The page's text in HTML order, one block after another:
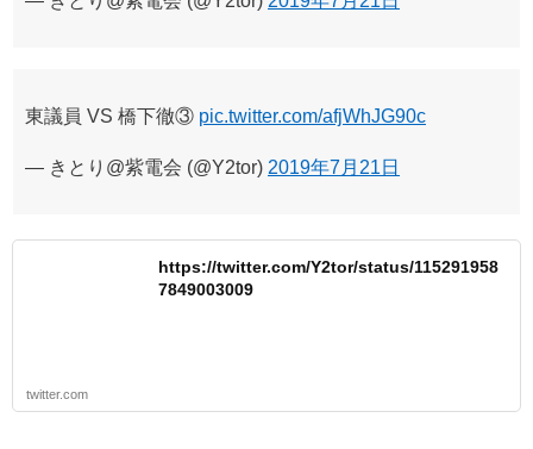
東議員 VS 橋下徹③ pic.twitter.com/afjWhJG90c
— きとり@紫電会 (@Y2tor) 2019年7月21日
https://twitter.com/Y2tor/status/115291958
7849003009
twitter.com